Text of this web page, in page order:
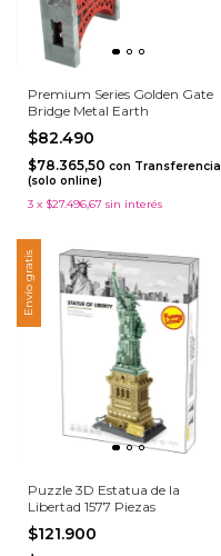
Premium Series Golden Gate
Bridge Metal Earth
$82.490
$78.365,50 con Transferencia
(solo online)
3 x $27.496,67 sin interés
Envío gratis
Puzzle 3D Estatua de la
Libertad 1577 Piezas
$121.900